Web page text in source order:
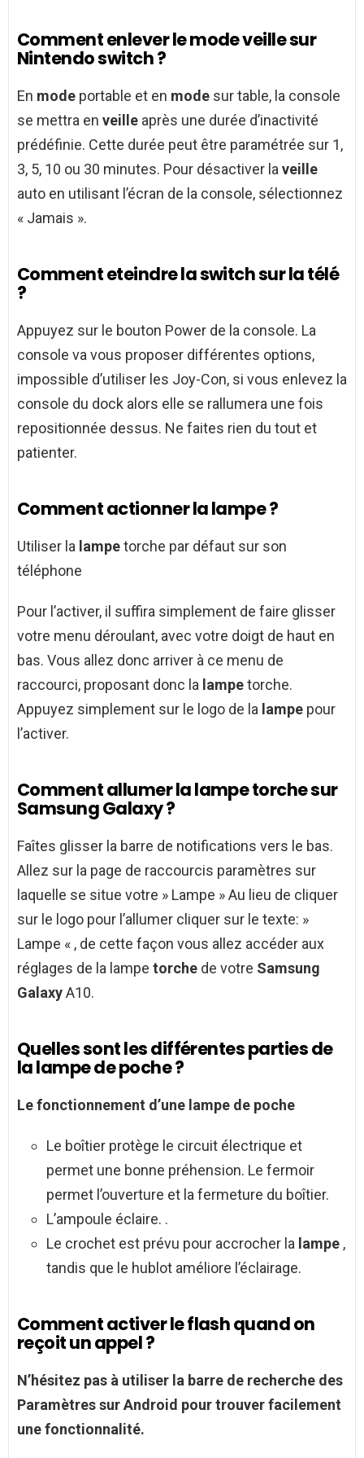
Comment enlever le mode veille sur
Nintendo switch ?
En mode portable et en mode sur table, la console
se mettra en veille après une durée d’inactivité
prédéfinie. Cette durée peut être paramétrée sur 1,
3, 5, 10 ou 30 minutes. Pour désactiver la veille
auto en utilisant l’écran de la console, sélectionnez
« Jamais ».
Comment eteindre la switch sur la télé
?
Appuyez sur le bouton Power de la console. La
console va vous proposer différentes options,
impossible d’utiliser les Joy-Con, si vous enlevez la
console du dock alors elle se rallumera une fois
repositionnée dessus. Ne faites rien du tout et
patienter.
Comment actionner la lampe ?
Utiliser la lampetorche par défaut sur son
téléphone
Pour l’activer, il suffira simplement de faire glisser
votre menu déroulant, avec votre doigt de haut en
bas. Vous allez donc arriver à ce menu de
raccourci, proposant donc la lampetorche.
Appuyez simplement sur le logo de la lampe pour
l’activer.
Comment allumer la lampe torche sur
Samsung Galaxy ?
Faîtes glisser la barre de notifications vers le bas.
Allez sur la page de raccourcis paramètres sur
laquelle se situe votre » Lampe » Au lieu de cliquer
sur le logo pour l’allumer cliquer sur le texte: »
Lampe « , de cette façon vous allez accéder aux
réglages de la lampe torche de votre Samsung
GalaxyA10.
Quelles sont les différentes parties de
la lampe de poche ?
Le fonctionnement d’une lampe de poche
Le boîtier protège le circuit électrique et
permet une bonne préhension. Le fermoir
permet l’ouverture et la fermeture du boîtier.
L’ampoule éclaire. .
Le crochet est prévu pour accrocher la lampe ,
tandis que le hublot améliore l’éclairage.
Comment activer le flash quand on
reçoit un appel ?
N’hésitez pas à utiliser la barre de recherche des
Paramètres surAndroid pour trouver facilement
une fonctionnalité.